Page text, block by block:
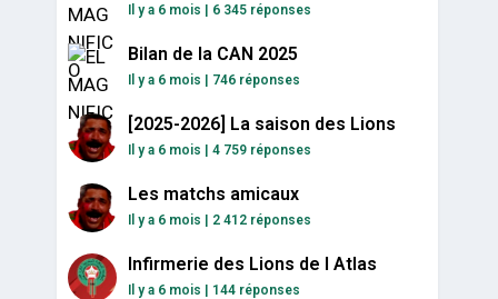
Il y a 6 mois 6 345 réponses
Bilan de la CAN 2025
Il y a 6 mois 746 réponses
[2025-2026] La saison des Lions
Il y a 6 mois 4 759 réponses
Les matchs amicaux
Il y a 6 mois 2 412 réponses
Infirmerie des Lions de l Atlas
Il y a 6 mois 144 réponses